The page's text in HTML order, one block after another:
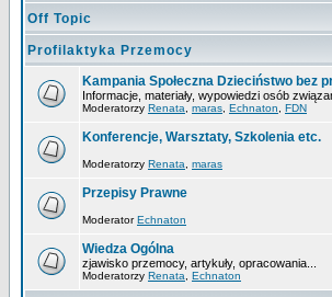
Off Topic
Profilaktyka Przemocy
Kampania Społeczna Dzieciństwo bez
Informacje, materiały, wypowiedzi osób
Moderatorzy Renata maras Echnaton FDN
Konferencje, Warsztaty, Szkolenia etc.
Moderatorzy Renata maras
Przepisy Prawne
ModeratorEchnaton
Wiedza Ogólna
zjawisko przemocy, artykuły, opracowania...
Moderatorzy Renata Echnaton